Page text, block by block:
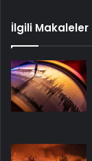
İlgili Makaleler